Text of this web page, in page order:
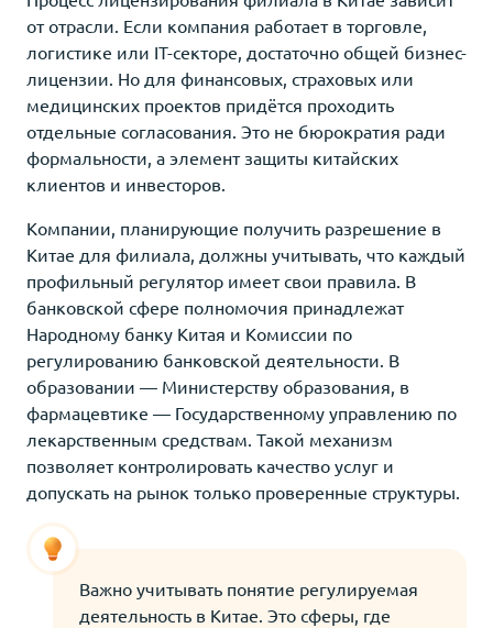
от отрасли. Если компания работает в торговле,
логистике или IT-секторе, достаточно общей бизнес-
лицензии. Но для финансовых, страховых или
медицинских проектов придётся проходить
отдельные согласования. Это не бюрократия ради
формальности, а элемент защиты китайских
клиентов и инвесторов.
Компании, планирующие получить разрешение в
Китае для филиала, должны учитывать, что каждый
профильный регулятор имеет свои правила. В
банковской сфере полномочия принадлежат
Народному банку Китая и Комиссии по
регулированию банковской деятельности. В
образовании — Министерству образования, в
фармацевтике — Государственному управлению по
лекарственным средствам. Такой механизм
позволяет контролировать качество услуг и
допускать на рынок только проверенные структуры.
Важно учитывать понятие регулируемая
деятельность в Китае. Это сферы, где